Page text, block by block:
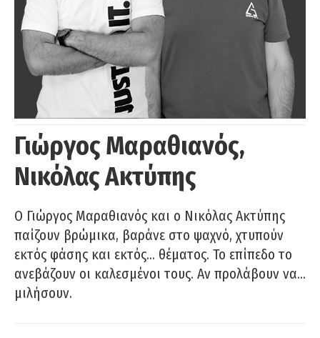
Γιώργος Μαραθιανός,
Νικόλας Ακτύπης
Ο Γιώργος Μαραθιανός και ο Νικόλας Ακτύπης
παίζουν βρώμικα, βαράνε στο ψαχνό, χτυπούν
εκτός φάσης και εκτός… θέματος. Το επίπεδο το
ανεβάζουν οι καλεσμένοι τους. Αν προλάβουν να…
μιλήσουν.